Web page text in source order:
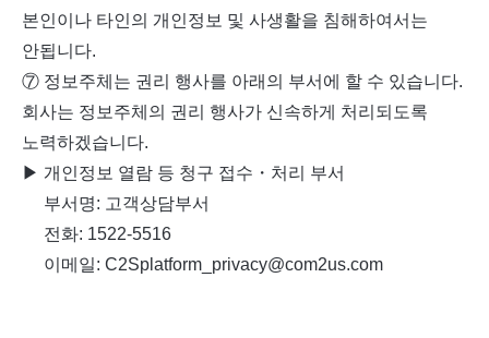
본인이나 타인의 개인정보 및 사생활을 침해하여서는
안됩니다.
⑦ 정보주체는 권리 행사를 아래의 부서에 할 수 있습니다.
회사는 정보주체의 권리 행사가 신속하게 처리되도록
노력하겠습니다.
▶ 개인정보 열람 등 청구 접수・처리 부서
부서명: 고객상담부서
전화: 1522-5516
이메일: C2Splatform_privacy@com2us.com